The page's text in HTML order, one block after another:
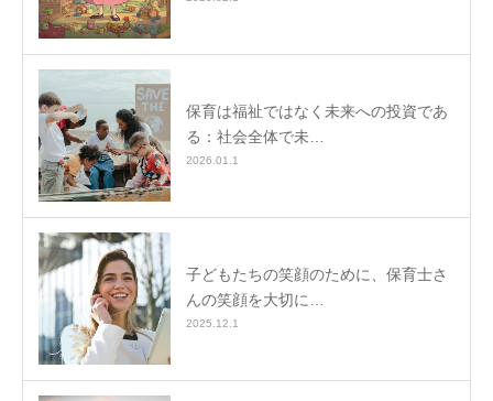
保育は福祉ではなく未来への投資であ
る：社会全体で未…
2026.01.1
子どもたちの笑顔のために、保育士さ
んの笑顔を大切に…
2025.12.1